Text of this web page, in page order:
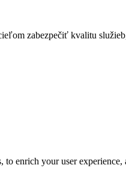
zabezpečiť kvalitu
enrich your user